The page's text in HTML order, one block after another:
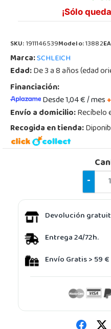
¡Sólo
SKU:1911146539Modelo:13882
Marca:SCHLEICH
Edad:De 3 a 8 años (edad
Financiación:
Desde 1,04 € / mes
Envío a domicilio:Recíbelo
Recogida en tienda:
-
Devolución
Entrega 24/72h.
Envío Gratis > 59 €